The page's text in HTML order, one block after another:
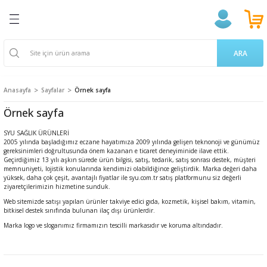
ve Gargara
Gereçleri
Vücut Bakım
Takviyeleri
& Propolis
Ürünleri
Ve Temizlik
Yetişkin Ürünleri
Bakımı
ARA
Anasayfa Sayfalar Örnek sayfa
Örnek sayfa
SYU SAĞLIK ÜRÜNLERİ
2005 yılında başladığımız eczane hayatımıza 2009 yılında gelişen teknonoji ve günümüz
gereksinimleri doğrultusunda önem kazanan e ticaret deneyiminide ilave ettik.
Geçirdiğimiz 13 yılı aşkın sürede ürün bilgisi, satış, tedarik, satış sonrası destek, müşteri
memnuniyeti, lojistik konularında kendimizi olabildiğince geliştirdik. Marka değeri daha
yüksek, daha çok çeşit, avantajlı fiyatlar ile syu.com.tr satış platformunu siz değerli
ziyaretçilerimizin hizmetine sunduk.
Web sitemizde satışı yapılan ürünler takviye edici gıda, kozmetik, kişisel bakım, vitamin,
bitkisel destek sınıfında bulunan ilaç dışı ürünlerdir.
Marka logo ve sloganımız firmamızın tescilli markasıdır ve koruma altındadır.